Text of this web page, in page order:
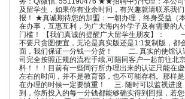
及留学生，如果你有业余时间，有兴趣就请联系我
报！ ★真诚期待您的加盟：一朝办理，终身受益（
在办事，互惠互利，为广大海内外学子及有需要的
门槛！ 【我们真诚的提醒广大留学生朋友】： 一
不要只贪图便宜，无论是真实版还是1:1复制版，都
面，我们保证一分钱一分货！ 二. 真实的使馆认
司完全按照正规的流程手续,可陪同客户一起前往北
料！！！目前有一些同行所办理出来的认证只能在
左右的时间，并不是教育部，也不可能存档。那样是
在办理的时候一定要慎重！ 三. 随时可以监视进度
到，你所投入的每一分钱都能够确实得到回报，若